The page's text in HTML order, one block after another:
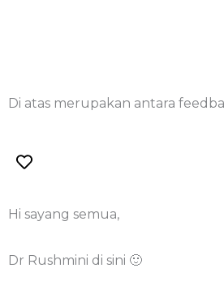
Di atas merupakan antara
Hi sayang semua,
Dr Rushmini di sini 🙂